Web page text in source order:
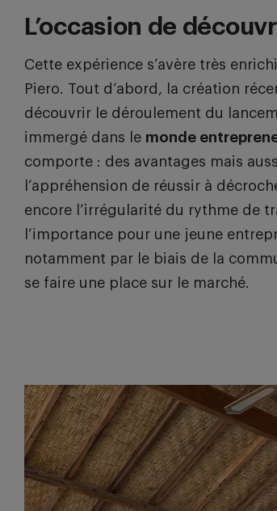
L’occasion de
Cette expérience s’avère très
Piero. Tout d’abord, la création
découvrir le déroulement du
immergé dans le monde
comporte : des avantages mais
l’appréhension de réussir à
encore l’irrégularité du rythme de
l’importance pour une jeune
notamment par le biais de la
se faire une place sur le marché.